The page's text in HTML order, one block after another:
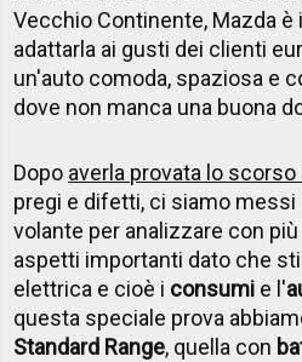
Vecchio Continente, Mazda
adattarla ai gusti dei clienti
un'auto comoda, spaziosa e
dove non manca una buona
Dopo averla provata lo scorso
pregi e difetti, ci siamo
volante per analizzare con
aspetti importanti dato che
elettrica e cioè i consumi e l'
questa speciale prova
Standard Range, quella con